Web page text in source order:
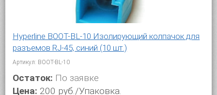
Hyperline BOOT-BL-10 Изолирующий колпачок для
разъемов RJ-45, синий (10 шт.)
Артикул: BOOT-BL-10
Остаток: По заявке
Цена: 200 руб./Упаковка.